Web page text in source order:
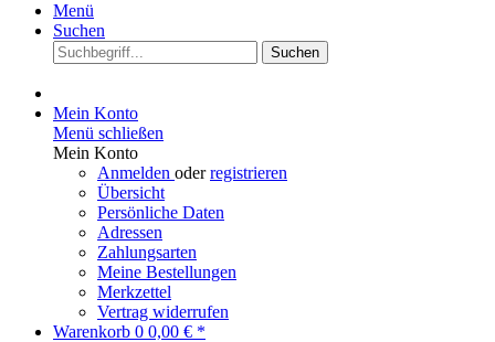
Menü
Suchen
Suchen
Mein Konto
Menü schließen
Mein Konto
Anmelden oderregistrieren
Übersicht
Persönliche Daten
Adressen
Zahlungsarten
Meine Bestellungen
Merkzettel
Vertrag widerrufen
Warenkorb 0 0,00 € *